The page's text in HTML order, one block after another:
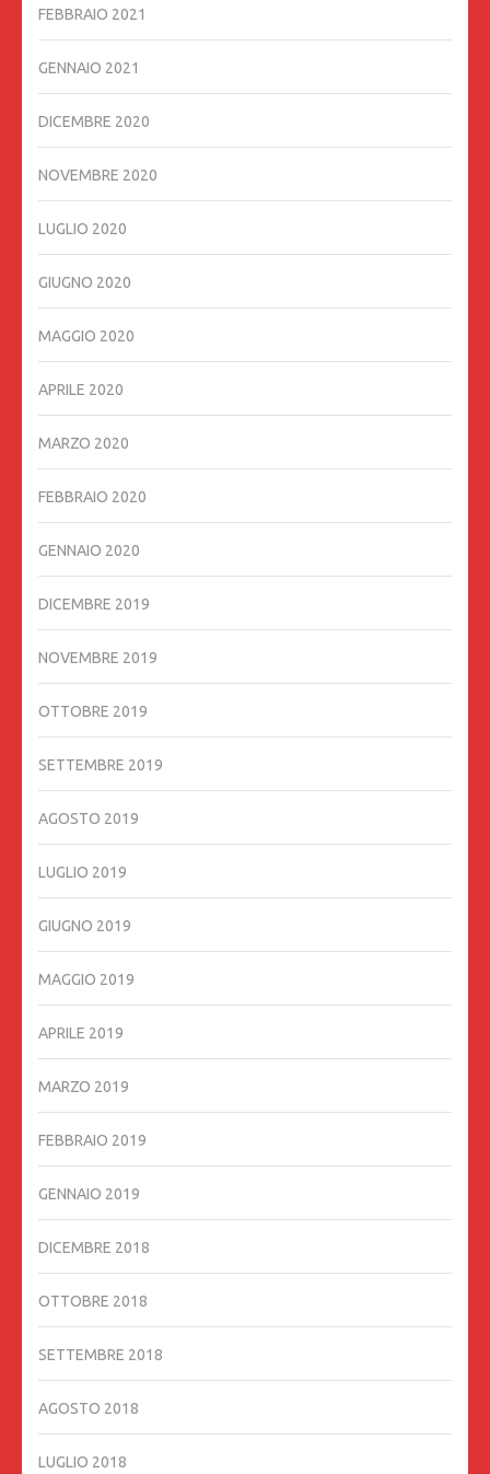
FEBBRAIO 2021
GENNAIO 2021
DICEMBRE 2020
NOVEMBRE 2020
LUGLIO 2020
GIUGNO 2020
MAGGIO 2020
APRILE 2020
MARZO 2020
FEBBRAIO 2020
GENNAIO 2020
DICEMBRE 2019
NOVEMBRE 2019
OTTOBRE 2019
SETTEMBRE 2019
AGOSTO 2019
LUGLIO 2019
GIUGNO 2019
MAGGIO 2019
APRILE 2019
MARZO 2019
FEBBRAIO 2019
GENNAIO 2019
DICEMBRE 2018
OTTOBRE 2018
SETTEMBRE 2018
AGOSTO 2018
LUGLIO 2018